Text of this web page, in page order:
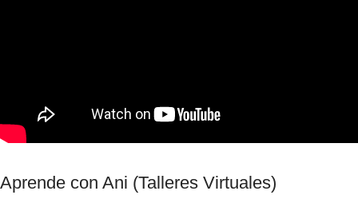
Aprende con Ani (Talleres Virtuales)